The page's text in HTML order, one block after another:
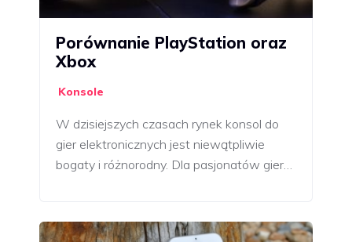
Porównanie PlayStation oraz
Xbox
Konsole
W dzisiejszych czasach rynek konsol do
gier elektronicznych jest niewątpliwie
bogaty i różnorodny. Dla pasjonatów gier…